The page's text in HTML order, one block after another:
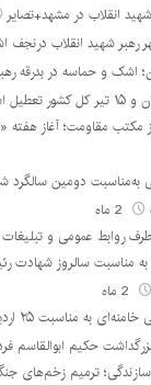
انقلاب در مشهد+تصایر
رهبر شهید انقلاب درنجف
اشک و حماسه در بدرقه
مکتب مقاومت؛ آغاز هفته
به‌مناسبت دومین
طرف روابط عمومی و
مناسبت سالروز شهادت
پیام
حکیم ابوالقاسم